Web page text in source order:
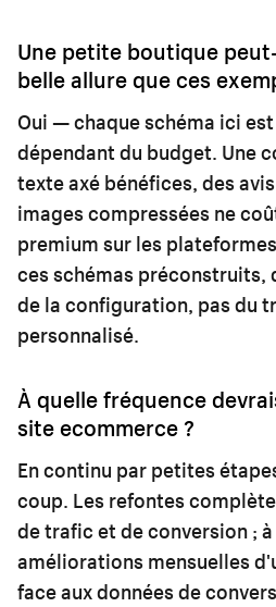
Une petite boutique
belle allure que ces
Oui — chaque schéma ici
dépendant du budget. Une
texte axé bénéfices, des
images compressées ne
premium sur les
ces schémas préconstruits,
de la configuration, pas du
personnalisé.
À quelle fréquence
site ecommerce ?
En continu par petites
coup. Les refontes
de trafic et de conversion ;
améliorations mensuelles
face aux données de